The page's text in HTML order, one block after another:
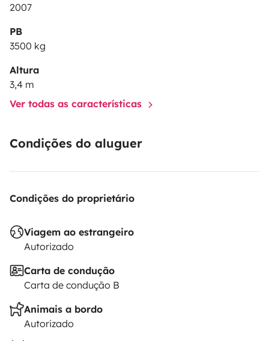
2007
PB
3500 kg
Altura
3,4 m
Ver todas as características
Condições do aluguer
Condições do proprietário
Viagem ao estrangeiro
Autorizado
Carta de condução
Carta de condução B
Animais a bordo
Autorizado